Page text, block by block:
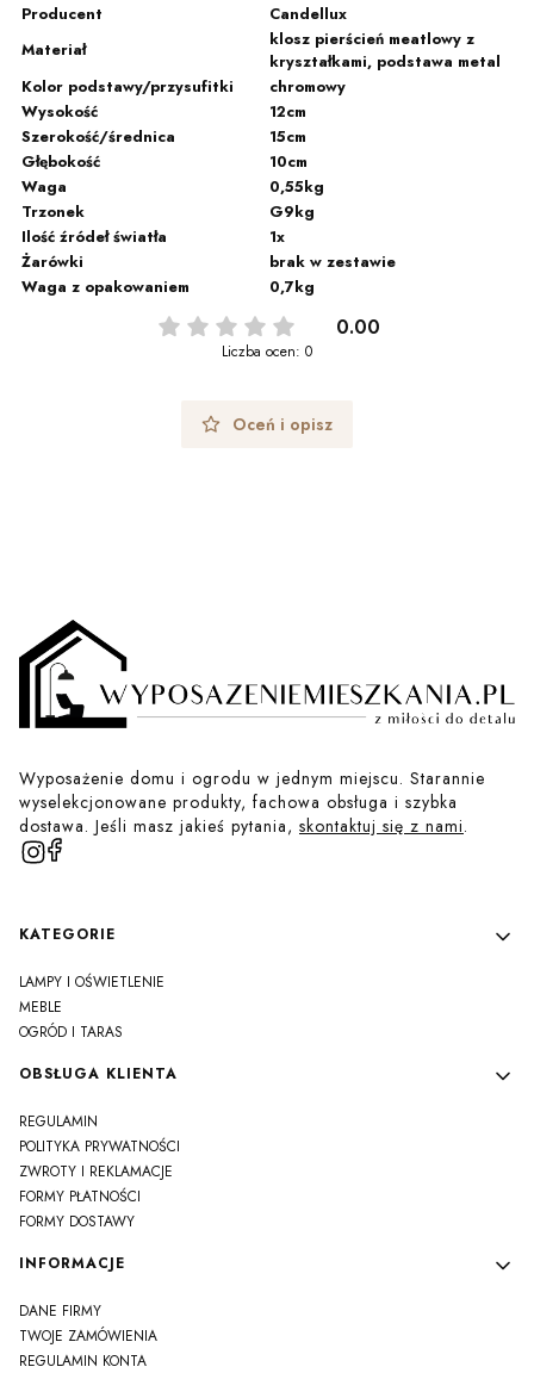
Producent
Candellux
Materiał
klosz pierścień meatlowy z
kryształkami, podstawa metal
Kolor podstawy/przysufitki
chromowy
Wysokość
12cm
Szerokość/średnica
15cm
Głębokość
10cm
Waga
0,55kg
Trzonek
G9kg
Ilość źródeł światła
1x
Żarówki
brak w zestawie
Waga z opakowaniem
0,7kg
0.00
Liczba ocen: 0
Oceń i opisz
Wyposażenie domu i ogrodu w jednym miejscu. Starannie
wyselekcjonowane produkty, fachowa obsługa i szybka
dostawa. Jeśli masz jakieś pytania, skontaktuj się z nami.
Linki w stopce
KATEGORIE
LAMPY I OŚWIETLENIE
MEBLE
OGRÓD I TARAS
OBSŁUGA KLIENTA
REGULAMIN
POLITYKA PRYWATNOŚCI
ZWROTY I REKLAMACJE
FORMY PŁATNOŚCI
FORMY DOSTAWY
INFORMACJE
DANE FIRMY
TWOJE ZAMÓWIENIA
REGULAMIN KONTA